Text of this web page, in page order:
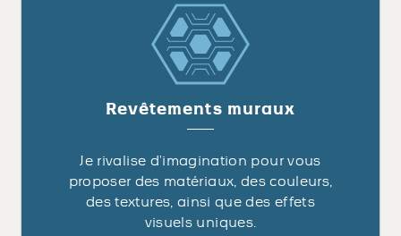
Revêtements muraux
Je rivalise d’imagination pour vous
proposer des matériaux, des couleurs,
des textures, ainsi que des effets
visuels uniques.